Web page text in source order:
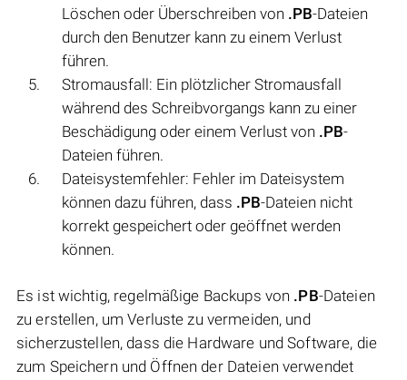
Löschen oder Überschreiben von .PB-Dateien
durch den Benutzer kann zu einem Verlust
führen.
Stromausfall: Ein plötzlicher Stromausfall
während des Schreibvorgangs kann zu einer
Beschädigung oder einem Verlust von .PB-
Dateien führen.
Dateisystemfehler: Fehler im Dateisystem
können dazu führen, dass .PB-Dateien nicht
korrekt gespeichert oder geöffnet werden
können.
Es ist wichtig, regelmäßige Backups von .PB-Dateien
zu erstellen, um Verluste zu vermeiden, und
sicherzustellen, dass die Hardware und Software, die
zum Speichern und Öffnen der Dateien verwendet